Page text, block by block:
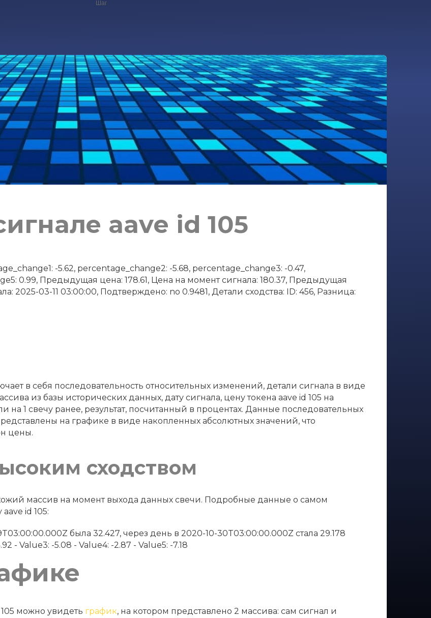
aave id 105
-5.62, percentage_change2: -5.68, percentage_change3: -0.47,
0.99, Предыдущая цена: 178.61, Цена на момент сигнала: 180.37, Предыдущая
2025-03-11 03:00:00, Подтверждено: no 0.9481, Детали сходства: ID: 456, Разница:
в себя последовательность относительных изменений, детали сигнала в виде
из базы исторических данных, дату сигнала, цену токена aave id 105 на
на 1 свечу ранее, результат, посчитанный в процентах. Данные последовательных
на графике в виде накопленных абсолютных значений, что
цены.
сходством
массив на момент выхода данных свечи. Подробные данные о самом
id 105:
была 32.427, через день в 2020-10-30T03:00:00.000Z стала 29.178
- Value3: -5.08 - Value4: -2.87 - Value5: -7.18
можно увидеть график, на котором представлено 2 массива: сам сигнал и